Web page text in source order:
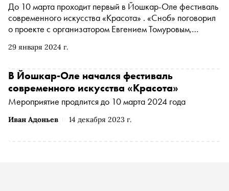
29 января 2024 г.
До 10 марта проходит первый в Йошкар-Оле фестиваль
современного искусства «Красота» . «Сноб» поговорил
о проекте с организатором Евгением Томуровым,
резиденции «Красота» Ольгой Самодумовой
Иван Адоньев 14 декабря 2023 г.
В Йошкар-Оле начался фестиваль
современного искусства «Красота»
Мероприятие продлится до 10 марта 2024 года